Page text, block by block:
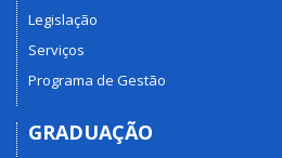
Legislação
Serviços
Programa de Gestão
GRADUAÇÃO